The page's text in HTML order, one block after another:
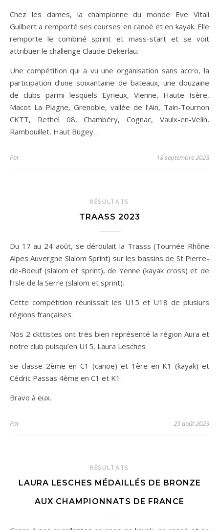
Chez les dames, la championne du monde Eve Vitali
Guilbert a remporté ses courses en canoë et en kayak. Elle
remportele combiné sprint et mass-start et se voit
attribuer le challenge Claude Dekerlau.
Une compétition qui a vu une organisation sans accro, la
participation d’une soixantaine de bateaux, une douzaine
de clubs parmi lesquels Eyrieux, Vienne, Haute Isère,
Macot La Plagne, Grenoble, vallée de l’Ain, Tain-Tournon
CKTT, Rethel 08, Chambéry, Cognac, Vaulx-en-Velin,
Rambouillet, Haut Bugey…
Par 18 septembre 2023
RÉSULTATS
TRAASS 2023
Du 17 au 24 août, se déroulait la Trasss (Tournée Rhône
Alpes Auvergne Slalom Sprint) sur les bassins de St Pierre-
de-Boeuf (slalom et sprint), de Yenne (kayak cross) et de
l’Isle de la Serre (slalom et sprint).
Cette compétition réunissait les U15 et U18 de plusiurs
régions françaises.
Nos 2 ckttistes ont très bien représenté la région Aura et
notre club puisqu’en U15, Laura Lesches
se classe 2ème en C1 (canoë) et 1ère en K1 (kayak) et
Cédric Passas 4ème en C1 et K1.
Bravo à eux.
Par 25 août 2023
RÉSULTATS
LAURA LESCHES MÉDAILLÉS DE BRONZE
AUX CHAMPIONNATS DE FRANCE